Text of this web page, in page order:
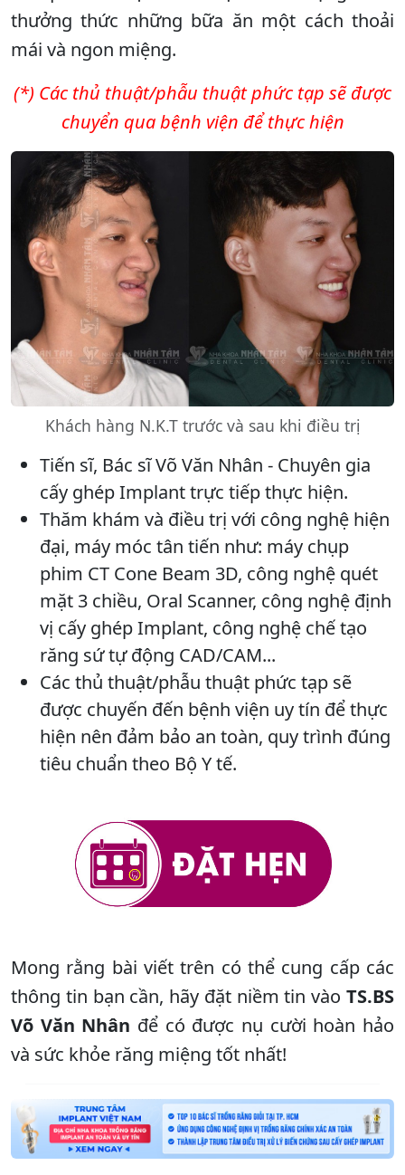
thưởng thức những bữa ăn một cách thoải
mái và ngon miệng.
(*) Các thủ thuật/phẫu thuật phức tạp sẽ được
chuyển qua bệnh viện để thực hiện
Khách hàng N.K.T trước và sau khi điều trị
Tiến sĩ, Bác sĩ Võ Văn Nhân - Chuyên gia
cấy ghép Implant trực tiếp thực hiện.
Thăm khám và điều trị với công nghệ hiện
đại, máy móc tân tiến như: máy chụp
phim CT Cone Beam 3D, công nghệ quét
mặt 3 chiều, Oral Scanner, công nghệ định
vị cấy ghép Implant, công nghệ chế tạo
răng sứ tự động CAD/CAM...
Các thủ thuật/phẫu thuật phức tạp sẽ
được chuyến đến bệnh viện uy tín để thực
hiện nên đảm bảo an toàn, quy trình đúng
tiêu chuẩn theo Bộ Y tế.
Mong rằng bài viết trên có thể cung cấp các
thông tin bạn cần, hãy đặt niềm tin vào TS.BS
Võ Văn Nhân để có được nụ cười hoàn hảo
và sức khỏe răng miệng tốt nhất!